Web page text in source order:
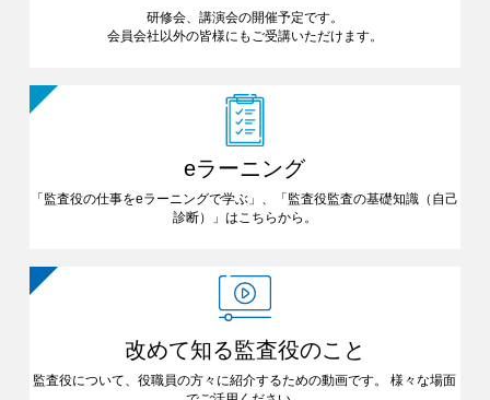
研修会、講演会の開催予定です。
会員会社以外の皆様にも ご受講いただけます。
eラーニング
「監査役の仕事をeラーニングで学ぶ」、「監査役監査の基礎知識 （自己
診断）」はこちらから。
改めて知る監査役のこと
監査役について、役職員の方々に紹介するための動画です。
様々な場面